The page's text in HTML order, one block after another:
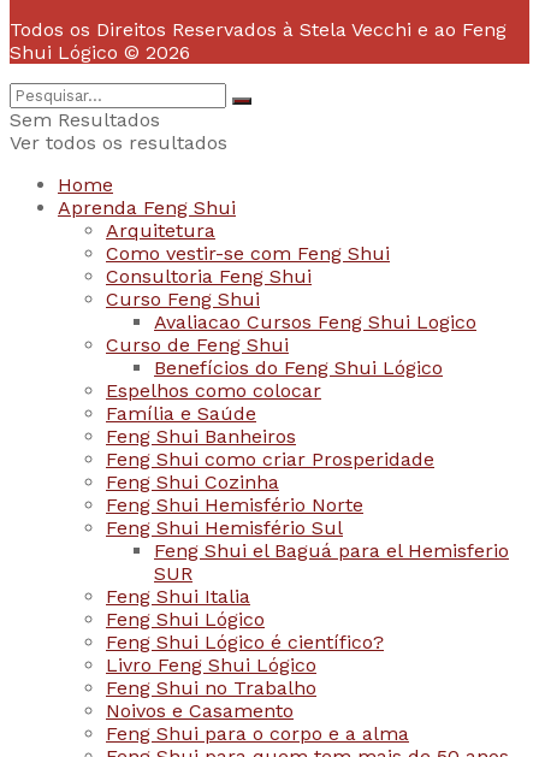
Todos os Direitos Reservados à Stela Vecchi e ao Feng
Shui Lógico © 2026
Sem Resultados
Ver todos os resultados
Home
Aprenda Feng Shui
Arquitetura
Como vestir-se com Feng Shui
Consultoria Feng Shui
Curso Feng Shui
Avaliacao Cursos Feng Shui Logico
Curso de Feng Shui
Benefícios do Feng Shui Lógico
Espelhos como colocar
Família e Saúde
Feng Shui Banheiros
Feng Shui como criar Prosperidade
Feng Shui Cozinha
Feng Shui Hemisfério Norte
Feng Shui Hemisfério Sul
Feng Shui el Baguá para el Hemisferio
SUR
Feng Shui Italia
Feng Shui Lógico
Feng Shui Lógico é científico?
Livro Feng Shui Lógico
Feng Shui no Trabalho
Noivos e Casamento
Feng Shui para o corpo e a alma